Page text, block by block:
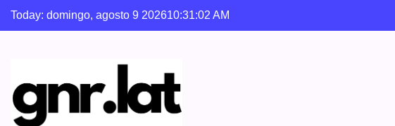
Today: domingo, agosto 9 202610:31:03 AM